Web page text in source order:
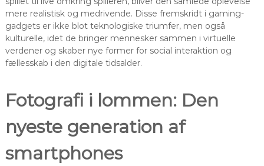
mere realistisk og medrivende. Disse fremskridt i gaming-
gadgets er ikke blot teknologiske triumfer, men også
kulturelle, idet de bringer mennesker sammen i virtuelle
verdener og skaber nye former for social interaktion og
fællesskab i den digitale tidsalder.
Fotografi i lommen: Den
nyeste generation af
smartphones